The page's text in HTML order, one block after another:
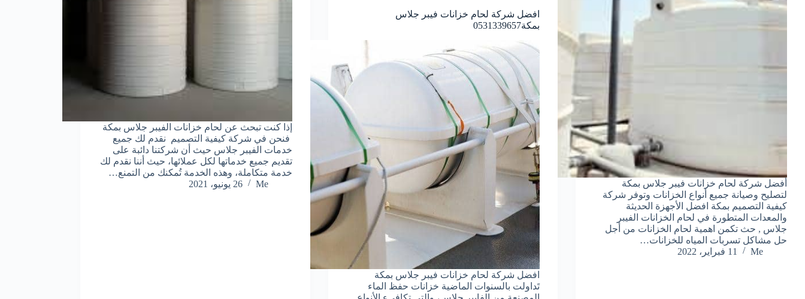
أفضل شركة لحام خزانات فيبر جلاس بمكة
لتصليح وصيانة جميع أنواع الخزانات وتوفر شركة
كيفية التصميم بمكة افضل الأجهزة الحديثة
والمعدات المتطورة في لحام الخزانات الفيبر
جلاس , حث تكمن اهمية لحام الخزانات من أجل
حل مشاكل تسربات المياه للخزانات…
Me
11 فبراير، 2022
افضل شركة لحام خزانات فيبر جلاس
بمكة0531339657
افضل شركة لحام خزانات فيبر جلاس بمكة
تَداولت بالسنوات الماضية خزانات حفظ الماء
إذا كنت تبحث عن لحام خزانات الفيبر جلاس بمكة
فنحن في شركة كيفية التصميم نقدم لك جميع
خدمات الفيبر جلاس حيث أن شركتنا دائبة على
تقديم جميع خدماتها لكل عملائها، حيث أننا نقدم لك
خدمة متكاملة، وهذه الخدمة تُمكنك من التمنع…
Me
26 يونيو، 2021